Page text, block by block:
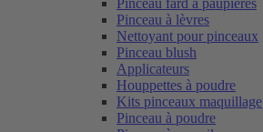
Pinceau fard à paupières
Pinceau à lèvres
Nettoyant pour pinceaux
Pinceau blush
Applicateurs
Houppettes à poudre
Kits pinceaux maquillage
Pinceau à poudre